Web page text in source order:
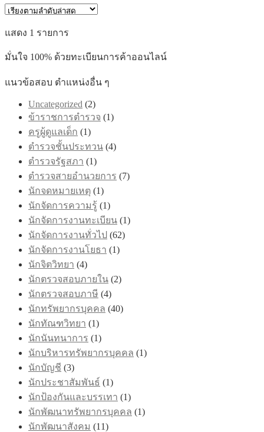
แสดง 1 รายการ
มั่นใจ 100% ด้วยทะเบียนการค้าออนไลน์
แนวข้อสอบ ตำแหน่งอื่น ๆ
Uncategorized (2)
ข้าราชการตำรวจ (1)
ครูผู้ดูแลเด็ก (1)
ตำรวจชั้นประทวน (4)
ตำรวจรัฐสภา (1)
ตำรวจสายอำนวยการ (7)
นักจดหมายเหตุ (1)
นักจัดการความรู้ (1)
นักจัดการงานทะเบียน (1)
นักจัดการงานทั่วไป (62)
นักจัดการงานโยธา (1)
นักจิตวิทยา (4)
นักตรวจสอบภายใน (2)
นักตรวจสอบภาษี (4)
นักทรัพยากรบุคคล (40)
นักทัณฑวิทยา (1)
นักนันทนาการ (1)
นักบริหารทรัพยากรบุคคล (1)
นักบัญชี (3)
นักประชาสัมพันธ์ (1)
นักป้องกันและบรรเทา (1)
นักพัฒนาทรัพยากรบุคคล (1)
นักพัฒนาสังคม (11)